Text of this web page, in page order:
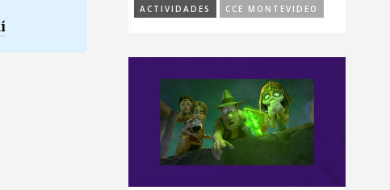
ACTIVIDADES
CCE MONTEVIDEO